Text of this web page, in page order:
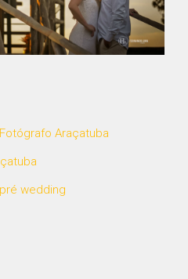
Fotógrafo Araçatuba
pré wedding